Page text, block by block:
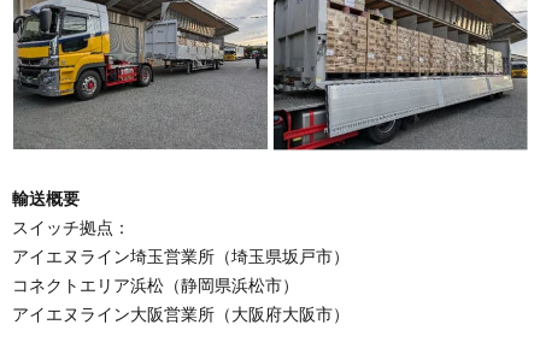
輸送概要
スイッチ拠点：
アイエヌライン埼玉営業所（埼玉県坂戸市）
コネクトエリア浜松（静岡県浜松市）
アイエヌライン大阪営業所（大阪府大阪市）